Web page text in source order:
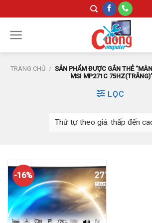
to
content
TRANG CHỦ / SẢN PHẨM ĐƯỢC GẮN THẺ
MSI MP271C
LỌC
-16%